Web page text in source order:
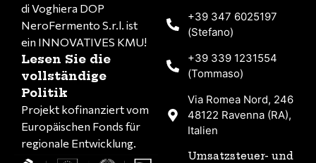
di Voghiera DOP
NeroFermento S.r.l. ist
ein INNOVATIVES KMU!
Lesen Sie die
vollständige
Politik
Projekt kofinanziert vom
Europäischen Fonds für
regionale Entwicklung.
+39 347 6025197
(Stefano)
+39 339 1231554
(Tommaso)
Via Romea Nord, 246
48122 Ravenna (RA),
Italien
Umsatzsteuer- und